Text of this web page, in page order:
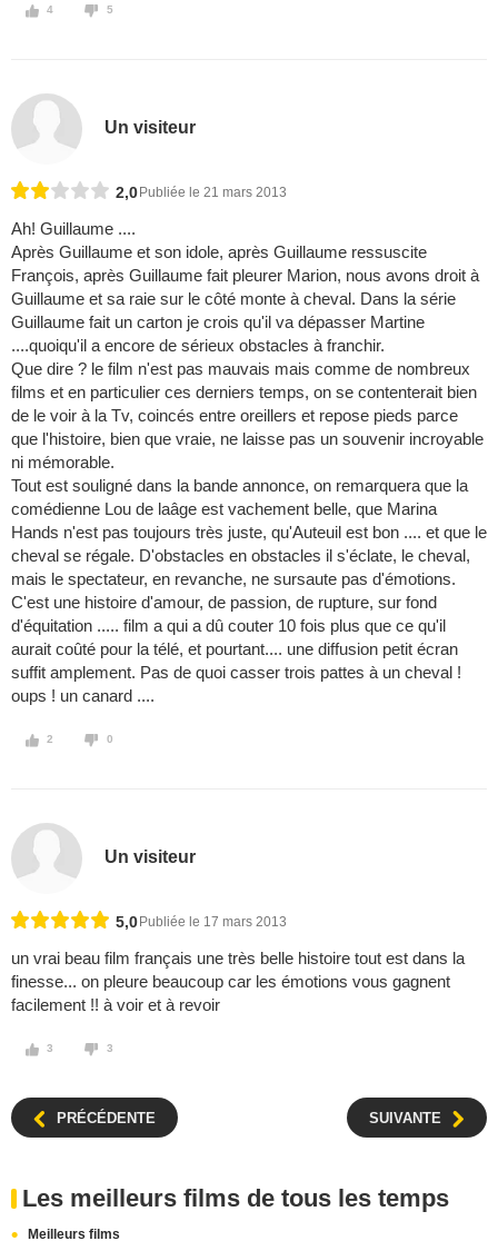
4 5
Un visiteur
2,0 Publiée le 21 mars 2013
Ah! Guillaume ....
Après Guillaume et son idole, après Guillaume ressuscite
François, après Guillaume fait pleurer Marion, nous avons droit à
Guillaume et sa raie sur le côté monte à cheval. Dans la série
Guillaume fait un carton je crois qu'il va dépasser Martine
....quoiqu'il a encore de sérieux obstacles à franchir.
Que dire ? le film n'est pas mauvais mais comme de nombreux
films et en particulier ces derniers temps, on se contenterait bien
de le voir à la Tv, coincés entre oreillers et repose pieds parce
que l'histoire, bien que vraie, ne laisse pas un souvenir incroyable
ni mémorable.
Tout est souligné dans la bande annonce, on remarquera que la
comédienne Lou de laâge est vachement belle, que Marina
Hands n'est pas toujours très juste, qu'Auteuil est bon .... et que le
cheval se régale. D'obstacles en obstacles il s'éclate, le cheval,
mais le spectateur, en revanche, ne sursaute pas d'émotions.
C'est une histoire d'amour, de passion, de rupture, sur fond
d'équitation ..... film a qui a dû couter 10 fois plus que ce qu'il
aurait coûté pour la télé, et pourtant.... une diffusion petit écran
suffit amplement. Pas de quoi casser trois pattes à un cheval !
oups ! un canard ....
2 0
Un visiteur
5,0 Publiée le 17 mars 2013
un vrai beau film français une très belle histoire tout est dans la
finesse... on pleure beaucoup car les émotions vous gagnent
facilement !! à voir et à revoir
3 3
PRÉCÉDENTE SUIVANTE
Les meilleurs films de tous les temps
Meilleurs films